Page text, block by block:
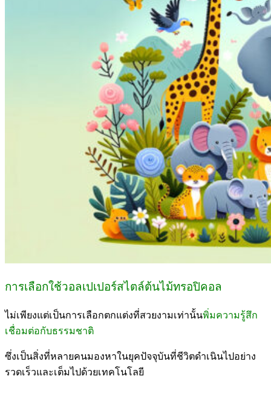
การเลือกใช้วอลเปเปอร์สไตล์ต้นไม้ทรอปิคอล
ไม่เพียงแต่เป็นการเลือกตกแต่งที่สวยงามเท่านั้นพิ่มความรู้สึก
เชื่อมต่อกับธรรมชาติ
ซึ่งเป็นสิ่งที่หลายคนมองหาในยุคปัจจุบันที่ชีวิตดำเนินไปอย่าง
รวดเร็วและเต็มไปด้วยเทคโนโลยี